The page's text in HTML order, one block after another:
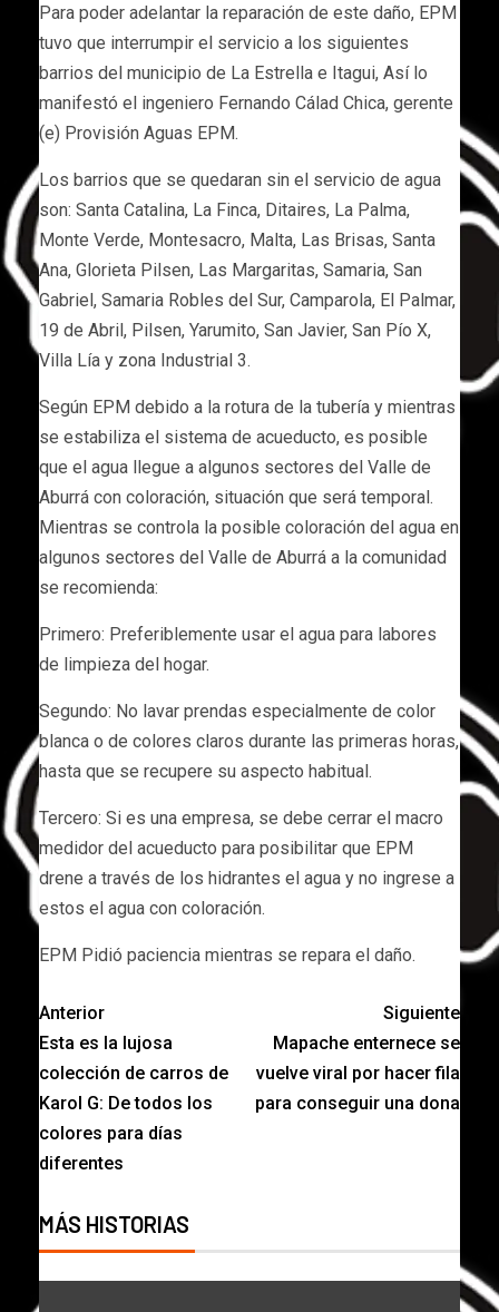
Para poder adelantar la reparación de este daño, EPM
tuvo que interrumpir el servicio a los siguientes
barrios del municipio de La Estrella e Itagui, Así lo
manifestó el ingeniero Fernando Cálad Chica, gerente
(e) Provisión Aguas EPM.
Los barrios que se quedaran sin el servicio de agua
son: Santa Catalina, La Finca, Ditaires, La Palma,
Monte Verde, Montesacro, Malta, Las Brisas, Santa
Ana, Glorieta Pilsen, Las Margaritas, Samaria, San
Gabriel, Samaria Robles del Sur, Camparola, El Palmar,
19 de Abril, Pilsen, Yarumito, San Javier, San Pío X,
Villa Lía y zona Industrial 3.
Según EPM debido a la rotura de la tubería y mientras
se estabiliza el sistema de acueducto, es posible
que el agua llegue a algunos sectores del Valle de
Aburrá con coloración, situación que será temporal.
Mientras se controla la posible coloración del agua en
algunos sectores del Valle de Aburrá a la comunidad
se recomienda:
Primero: Preferiblemente usar el agua para labores
de limpieza del hogar.
Segundo: No lavar prendas especialmente de color
blanca o de colores claros durante las primeras horas,
hasta que se recupere su aspecto habitual.
Tercero: Si es una empresa, se debe cerrar el macro
medidor del acueducto para posibilitar que EPM
drene a través de los hidrantes el agua y no ingrese a
estos el agua con coloración.
EPM Pidió paciencia mientras se repara el daño.
Anterior
Esta es la lujosa
colección de carros de
Karol G: De todos los
colores para días
diferentes
Siguiente
Mapache enternece se
vuelve viral por hacer fila
para conseguir una dona
MÁS HISTORIAS